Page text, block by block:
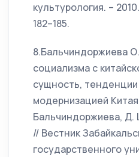
культурология. –
182–185.
8.Бальчиндоржиева
социализма с
сущность, тенденции
модернизацией
Бальчиндоржиева,
// Вестник
государственного